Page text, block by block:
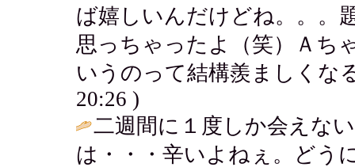
ば嬉しいんだけどね。。。
思っちゃったよ（笑）Ａち
いうのって結構羨ましくな
20:26 )
二週間に１度しか会えな
は・・・辛いよねぇ。どう